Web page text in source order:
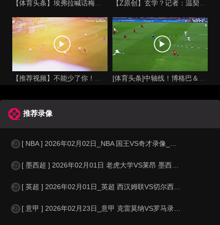
推荐录像
[ NBA ] 2026年02月02日_NBA 国王VS奇才录像_全场录像【
[ 墨西超 ] 2026年02月01日 老虎大学VS莱昂 墨西超_全场录像【
[ 英超 ] 2026年02月01日_英超 西汉姆联VS切尔西录像_高清录
[ 意甲 ] 2026年02月23日_意甲 克雷莫纳VS罗马录像_全场录像